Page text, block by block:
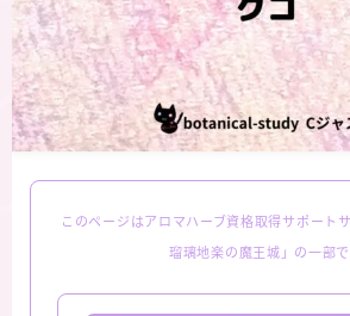
Cジャスミン瑠璃地楽の主な活動先
プロフィール
アロマハーブアンケート
おすすめ商品＆レビュー
版限定)
このページはアロマハーブ資格取得サポート
瑠璃地楽の魔王城」の一部